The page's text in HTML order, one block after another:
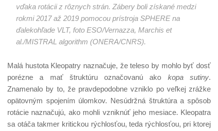
vďaka rotácii z rôznych strán. Zábery boli získané medzi
rokmi 2017 až 2019 pomocou prístroja SPHERE na
ďalekohľade VLT, foto ESO/Vernazza, Marchis et
al./MISTRAL algorithm (ONERA/CNRS).
Malá hustota Kleopatry naznačuje, že teleso by mohlo byť dosť
porézne a mať štruktúru označovanú ako kopa sutiny.
Znamenalo by to, že pravdepodobne vzniklo po veľkej zrážke
opätovným spojením úlomkov. Nesúdržná štruktúra a spôsob
rotácie naznačujú, ako mohli vzniknúť jeho mesiace. Kleopatra
sa otáča takmer kritickou rýchlosťou, teda rýchlosťou, pri ktorej